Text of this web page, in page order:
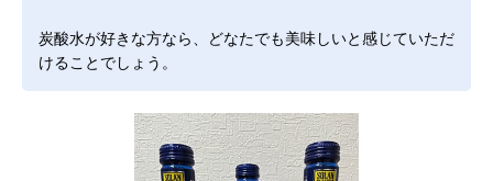
炭酸水が好きな方なら、どなたでも美味しいと感じていただ
けることでしょう。